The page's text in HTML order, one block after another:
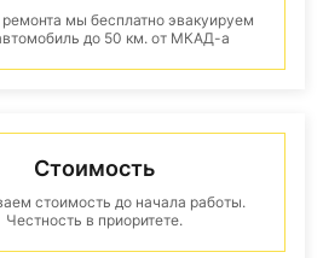
мы бесплатно эвакуируем
до 50 км. от МКАД-а
Стоимость
стоимость до начала работы.
Честность в приоритете.